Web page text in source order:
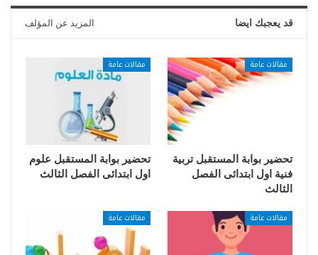
قد يعجبك ايضا المزيد عن المؤلف
مقالات عامة
تحضير بوابة المستقبل تربية
فنية اول ابتدائى الفصل
الثالث
مقالات عامة
تحضير بوابة المستقبل علوم
اول ابتدائى الفصل الثالث
مقالات عامة مقالات عامة